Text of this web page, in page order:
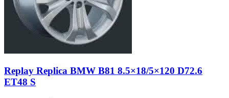
Replay Replica BMW B81 8.5×18/5×120 D72.6
ET48 S